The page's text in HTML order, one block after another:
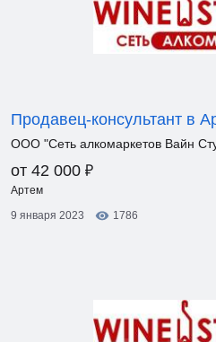
Продавец-консультант в
ООО "Сеть алкомаркетов Вайн
от 42 000 ₽
Артем
9 января 2023
1786